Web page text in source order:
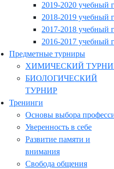
2019-2020 учебный
2018-2019 учебный
2017-2018 учебный
2016-2017 учебный
Предметные турниры
ХИМИЧЕСКИЙ
БИОЛОГИЧЕСКИЙ
ТУРНИР
Тренинги
Основы выбора
Уверенность в себе
Развитие памяти и
внимания
Свобода общения